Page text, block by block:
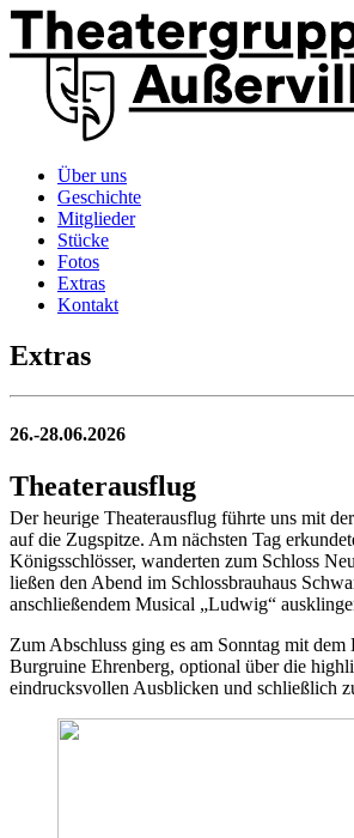
Über uns
Geschichte
Mitglieder
Stücke
Fotos
Extras
Kontakt
Extras
26.-28.06.2026
Theaterausflug
Der heurige Theaterausflug führte uns mit
auf die Zugspitze. Am nächsten Tag
Königsschlösser, wanderten zum Schloss
ließen den Abend im Schlossbrauhaus
anschließendem Musical „Ludwig“
Zum Abschluss ging es am Sonntag mit
Burgruine Ehrenberg, optional über die
eindrucksvollen Ausblicken und schließlich